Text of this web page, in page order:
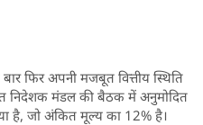
फिर अपनी मजबूत वित्तीय स्थिति
निदेशक मंडल की बैठक में अनुमोदित
है, जो अंकित मूल्य का 12% है।